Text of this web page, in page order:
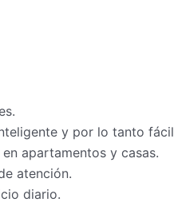
y por lo tanto
apartamentos y casas.
atención.
diario.